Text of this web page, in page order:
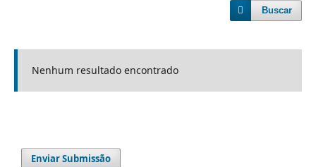
Buscar
Nenhum resultado encontrado
Enviar Submissão